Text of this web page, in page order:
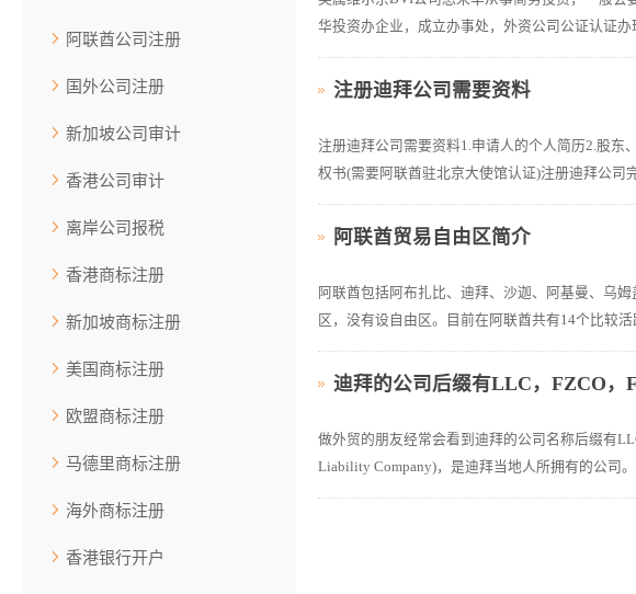
阿联酋公司注册
国外公司注册
新加坡公司审计
香港公司审计
离岸公司报税
香港商标注册
新加坡商标注册
美国商标注册
欧盟商标注册
马德里商标注册
海外商标注册
香港银行开户
华投资办企业，成立办事处，外资公司公证认证
注册迪拜公司需要资料
注册迪拜公司需要资料1.申请人的个人简历2.股东
权书(需要阿联酋驻北京大使馆认证)注册迪拜公司
阿联酋贸易自由区简介
阿联酋包括阿布扎比、迪拜、沙迦、阿基曼、乌
区，没有设自由区。目前在阿联酋共有14个比较
迪拜的公司后缀有LLC，FZCO，
做外贸的朋友经常会看到迪拜的公司名称后缀有
Liability Company)，是迪拜当地人所拥有的公司